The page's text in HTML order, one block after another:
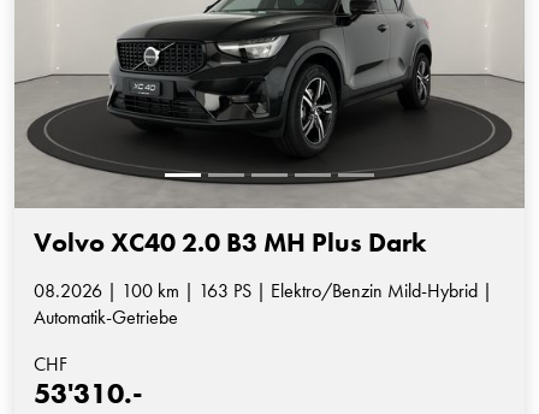
Volvo XC40 2.0 B3 MH Plus Dark
08.2026 | 100 km | 163 PS | Elektro/Benzin Mild-Hybrid |
Automatik-Getriebe
CHF
53'310.-